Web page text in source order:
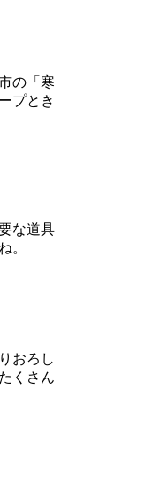
の「寒
プとき
な道具
。
おろし
くさん